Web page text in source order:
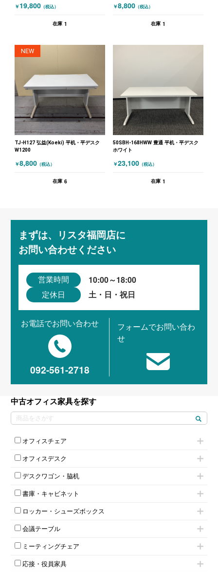
￥ 19,800 （税込）
在庫 1
￥8,800 （税込）
在庫 1
NEW
TJ-H127 弘益(Koeki) 平机・平デスク
W1200
￥8,800 （税込）
在庫 6
50SBH-168HWW 豊通 平机・平デスク
ホワイト
￥23,100 （税込）
在庫 1
まずは、リスタ福岡店に
お問い合わせください
営業時間 10:00～18:00
定休日 土・日・祝日
お電話でお問い合わせ
092-561-2718
フォームでお問い合わ
せ
中古オフィス家具を探す
オフィスチェア
肘無しチェア
役員チェア
高級チェア（多機能チェア）
オフィスチェアその他
オフィスデスク
フリーアドレスデスク（ベンチデスク）
昇降デスク
オフィスデスクその他
両袖机
デスクワゴン・脇机
インワゴン2段
インワゴン3段
脇机
ワゴンその他
書庫・キャビネット
ハイキャビネット
ローキャビネット
両開きキャビネット
スチールキャビネット
上下連結キャビネット
軽量ラック（スチールラック）
ロッカー・シューズボックス
1人用ロッカー
2人用ロッカー
3人用ロッカー
4人用ロッカー
5人用ロッカー
会議テーブル
スタッキングテーブル
ネスティングテーブル
幕板付テーブル
ミーティングチェア
キャスター付きミーティングチェア
スタッキングミーティングチェア
応接・役員家具